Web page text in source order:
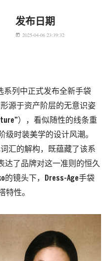
发布日期
today 2025-04-06 23:39:32
系列中正式发布全新手袋
形源于资产阶层的无意识姿
），看似随性的线条重
级时装美学的设计风潮。
词汇的解构，既蕴藏了该系
达了品牌对这一准则的恒久
的镜头下，Dress-Age手袋
特性。